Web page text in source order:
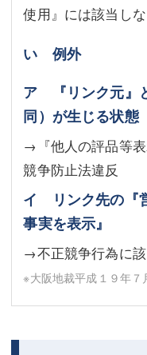
使用』には該当し
い 例外
ア 『リンク元』
同）が生じる状態
→『他人の評品等
競争防止法違反
イ リンク先の『
事実を表示』
→不正競争行為に
※大阪地裁平成１９年７